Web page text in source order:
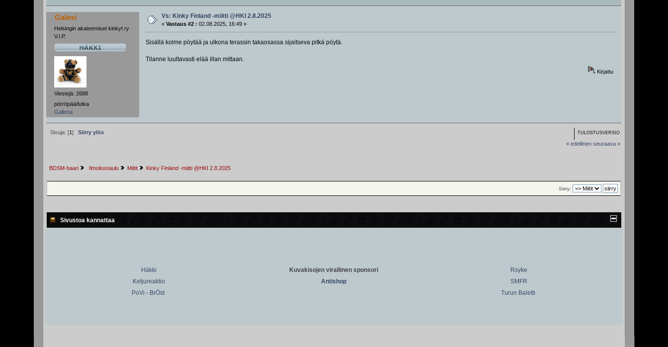
Galesi
Helsingin akateemiset kinkyt ry
V.I.P.
Viestejä: 2688
pörröpää/lutka
Galleria
Vs: Kinky Finland -miitti @HKI 2.8.2025
«Vastaus #2 : 02.08.2025, 16:49 »
Sisällä kolme pöytää ja ulkona terassin takaosassa sijaitseva pitkä pöytä.
Tilanne luultavasti elää illan mittaan.
Kirjattu
TULOSTUSVERSIO
Sivuja: [1]Siirry ylös
« edellinen seuraava »
BDSM-baari Ilmoitustaulu Miitit Kinky Finland -miitti @HKI 2.8.2025
Siirry:
Sivustoa kannattaa
Häkki Kuvakisojen virallinen sponsori
Rsyke
Ketjureaktio
Antishop
SMFR
PoVi - BrÖst
Turun Baletti